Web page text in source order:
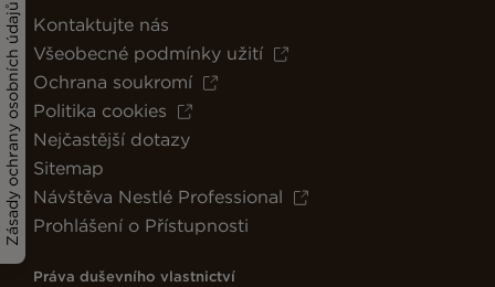
Zásady ochrany osobních údajů Kontaktujte nás
Všeobecné podmínky užití
Ochrana soukromí
Politika cookies
Nejčastější dotazy
Sitemap
Návštěva Nestlé Professional
Prohlášení o Přístupnosti
Práva duševního vlastnictví